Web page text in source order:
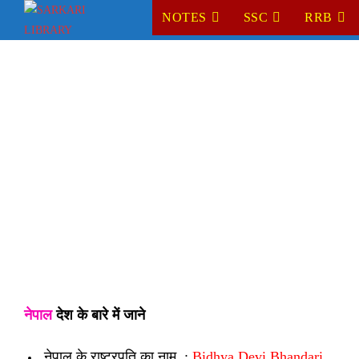
NOTES SSC RRB
नेपालदेश के बारे में जाने